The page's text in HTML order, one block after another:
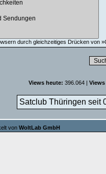
durch gleichzeitiges Drücken von
Views heute: 396.064 |
Satclub Thüringen seit
von WoltLab GmbH